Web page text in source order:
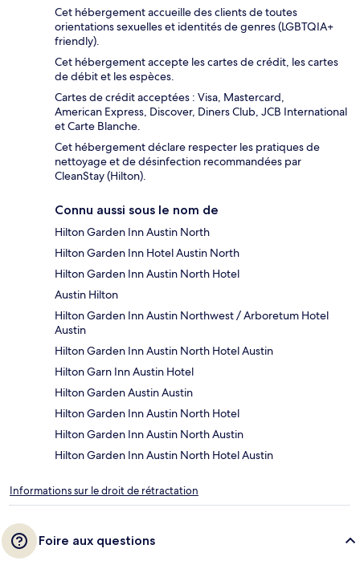
Cet hébergement accueille des clients de toutes
orientations sexuelles et identités de genres (LGBTQIA+
friendly).
Cet hébergement accepte les cartes de crédit, les cartes
de débit et les espèces.
Cartes de crédit acceptées : Visa, Mastercard,
American Express, Discover, Diners Club, JCB International
et Carte Blanche.
Cet hébergement déclare respecter les pratiques de
nettoyage et de désinfection recommandées par
CleanStay (Hilton).
Connu aussi sous le nom de
Hilton Garden Inn Austin North
Hilton Garden Inn Hotel Austin North
Hilton Garden Inn Austin North Hotel
Austin Hilton
Hilton Garden Inn Austin Northwest / Arboretum Hotel
Austin
Hilton Garden Inn Austin North Hotel Austin
Hilton Garn Inn Austin Hotel
Hilton Garden Austin Austin
Hilton Garden Inn Austin North Hotel
Hilton Garden Inn Austin North Austin
Hilton Garden Inn Austin North Hotel Austin
Informations sur le droit de rétractation
Foire aux questions